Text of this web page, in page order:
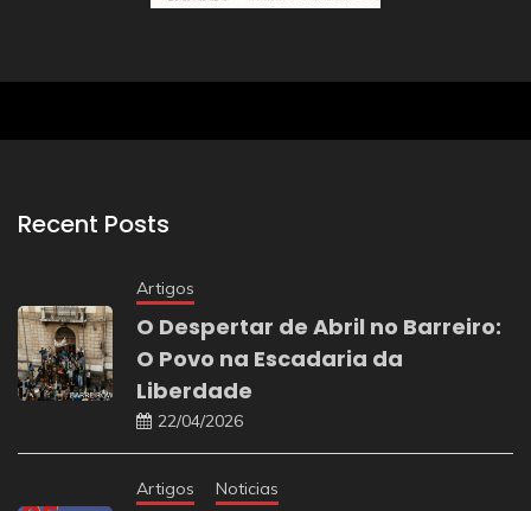
Recent Posts
Artigos
O Despertar de Abril no Barreiro:
O Povo na Escadaria da
Liberdade
22/04/2026
Artigos Noticias